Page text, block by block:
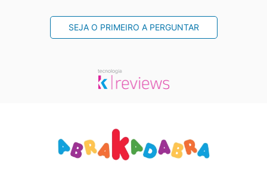
SEJA O PRIMEIRO A PERGUNTAR